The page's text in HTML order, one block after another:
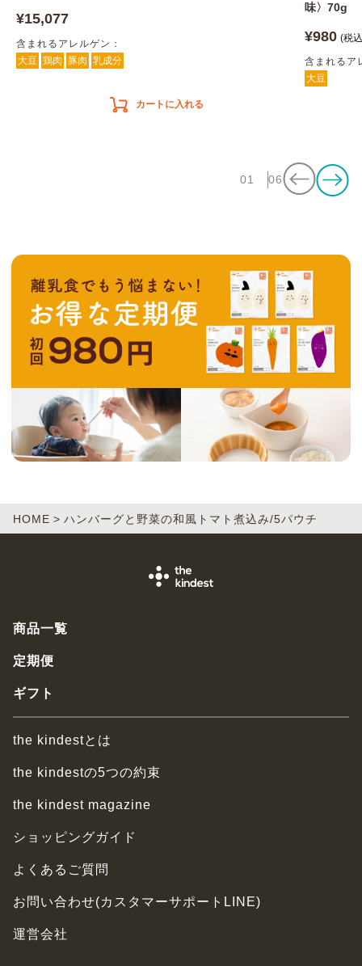
¥15,077
含まれるアレルゲン：
大豆 鶏肉 豚肉 乳成分
カートに入れる
味〉70g
¥980 (税
含まれるア
大豆
01 06
HOME ハンバーグと野菜の和風トマト煮込み/5パウチ
商品一覧
定期便
ギフト
the kindestとは
the kindestの5つの約束
the kindest magazine
ショッピングガイド
よくあるご質問
お問い合わせ(カスタマーサポートLINE)
運営会社